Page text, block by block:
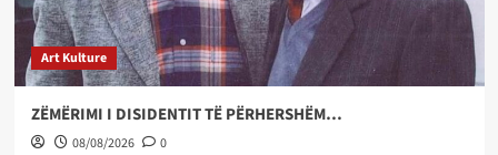
Art Kulture
ZËMËRIMI I DISIDENTIT TË PËRHERSHËM…
08/08/2026 0